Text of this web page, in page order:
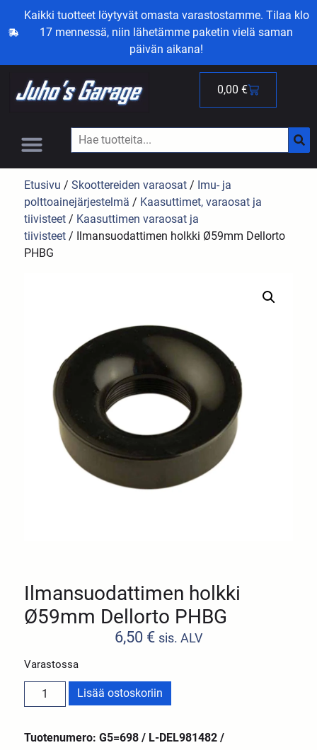
Kaikki tuotteet löytyvät omasta varastostamme. Tilaa klo
17 mennessä, niin lähetämme paketin vielä saman
päivän aikana!
0,00 €
Etusivu /Skoottereiden varaosat / Imu- ja
polttoainejärjestelmä / Kaasuttimet, varaosat ja
tiivisteet / Kaasuttimen varaosat ja
tiivisteet / Ilmansuodattimen holkki Ø59mm Dellorto
PHBG
Ilmansuodattimen holkki
Ø59mm Dellorto PHBG
6,50 € sis. ALV
Varastossa
Lisää ostoskoriin
Tuotenumero: G5=698 / L-DEL981482 /